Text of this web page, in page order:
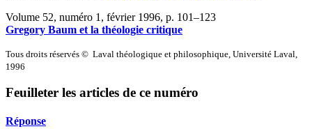
Volume 52, numéro 1, février 1996, p. 101–123
Gregory Baum et la théologie critique
Tous droits réservés © Laval théologique et philosophique, Université Laval,
1996
Feuilleter les articles de ce numéro
Réponse